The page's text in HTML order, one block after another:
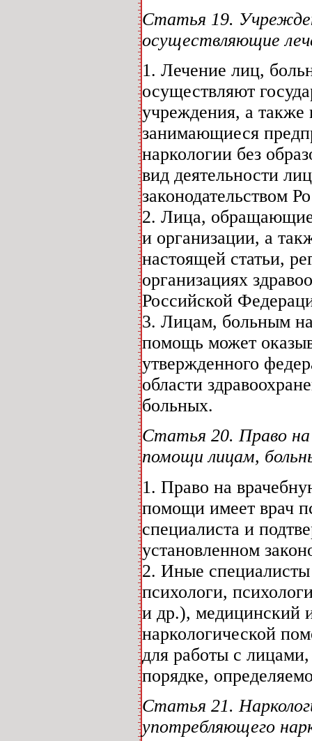
Статья 19.
осуществляющие
1. Лечение лиц,
осуществляют
учреждения, а также
занимающиеся
наркологии без
вид деятельности
законодательством
2. Лица,
и организации, а
настоящей статьи,
организациях
Российской
3. Лицам, больным
помощь может
утвержденного
области
больных.
Статья 20. Право на
помощи лицам,
1. Право на
помощи имеет врач
специалиста и
установленном
2. Иные
психологи,
и др.), медицинский
наркологической
для работы с
порядке,
Статья 21.
употребляющего